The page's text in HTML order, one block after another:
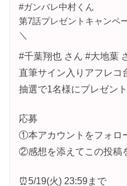
#ガンバレ中村くん
第7話プレゼントキャンペ
＼
#千葉翔也 さん #大地葉
直筆サイン入りアフレコ
抽選で1名様にプレゼン
応募
①本アカウントをフォロ
②感想を添えてこの投稿
⏰5/19(火) 23:59まで